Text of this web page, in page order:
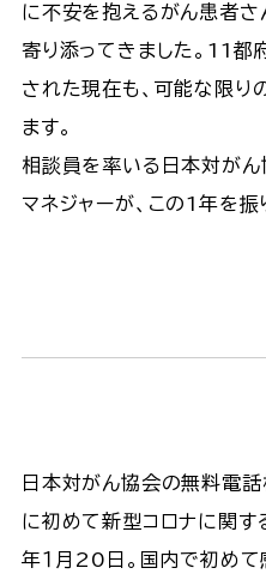
に不安を抱えるがん患者さ
寄り添ってきました。11
された現在も、可能な限り
ます。
相談員を率いる日本対が
マネジャーが、この1年を振
日本対がん協会の無料電話
に初めて新型コロナに関
年１月20日。国内で初め